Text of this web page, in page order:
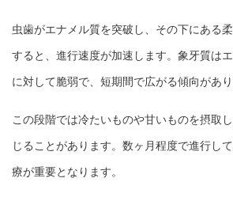
虫歯がエナメル質を突破し、その下にある
すると、進行速度が加速します。象牙質は
に対して脆弱で、短期間で広がる傾向があり
この段階では冷たいものや甘いものを摂取
じることがあります。数ヶ月程度で進行し
療が重要となります。